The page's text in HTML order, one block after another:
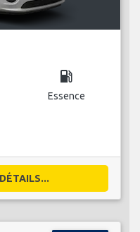
local_gas_station
Essence